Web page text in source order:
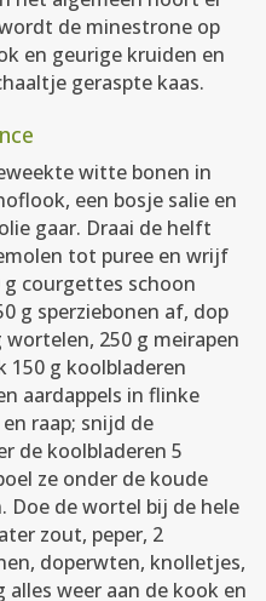
de minestrone op
en geurige kruiden en
geraspte kaas.
witte bonen in
een bosje salie en
gaar. Draai de helft
tot puree en wrijf
g courgettes schoon
g sperziebonen af, dop
250 g meirapen
150 g koolbladeren
aardappels in flinke
raap; snijd de
de koolbladeren 5
ze onder de koude
Doe de wortel bij de hele
zout, peper, 2
doperwten, knolletjes,
weer aan de kook en